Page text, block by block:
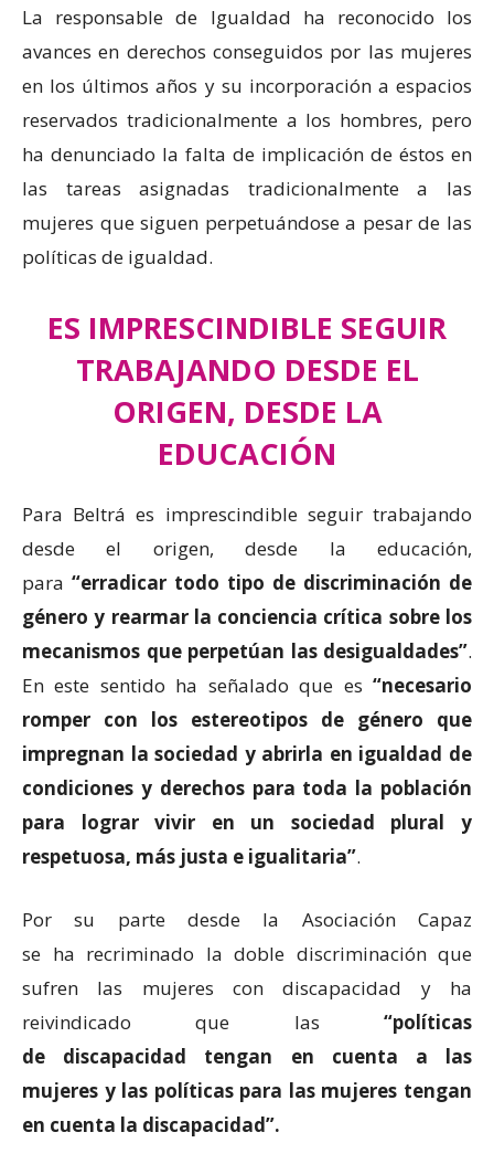
La responsable de Igualdad ha reconocido los
avances en derechos conseguidos por las mujeres
en los últimos años y su incorporación a espacios
reservados tradicionalmente a los hombres, pero
ha denunciado la falta de implicación de éstos en
las tareas asignadas tradicionalmente a las
mujeres que siguen perpetuándose a pesar de las
políticas de igualdad.
ES IMPRESCINDIBLE SEGUIR
TRABAJANDO DESDE EL
ORIGEN, DESDE LA
EDUCACIÓN
Para Beltrá es imprescindible seguir trabajando
desde el origen, desde la educación,
para “erradicar todo tipo de discriminación de
género y rearmar la conciencia crítica sobre los
mecanismos que perpetúan las desigualdades”.
En este sentido ha señalado que es “necesario
romper con los estereotipos de género que
impregnan la sociedad y abrirla en igualdad de
condiciones y derechos para toda la población
para lograr vivir en un sociedad plural y
respetuosa, más justa e igualitaria”.
Por su parte desde la Asociación Capaz
se ha recriminado la doble discriminación que
sufren las mujeres con discapacidad y ha
reivindicado que las “políticas
de discapacidad tengan en cuenta a las
mujeres y las políticas para las mujeres tengan
en cuenta la discapacidad”.